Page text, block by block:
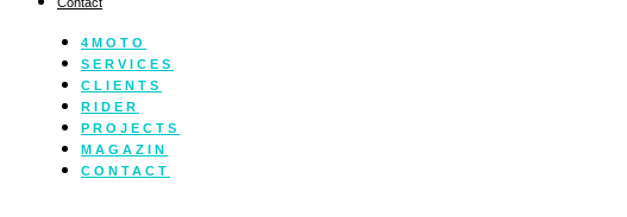
4MOTO
SERVICES
CLIENTS
RIDER
PROJECTS
MAGAZIN
CONTACT